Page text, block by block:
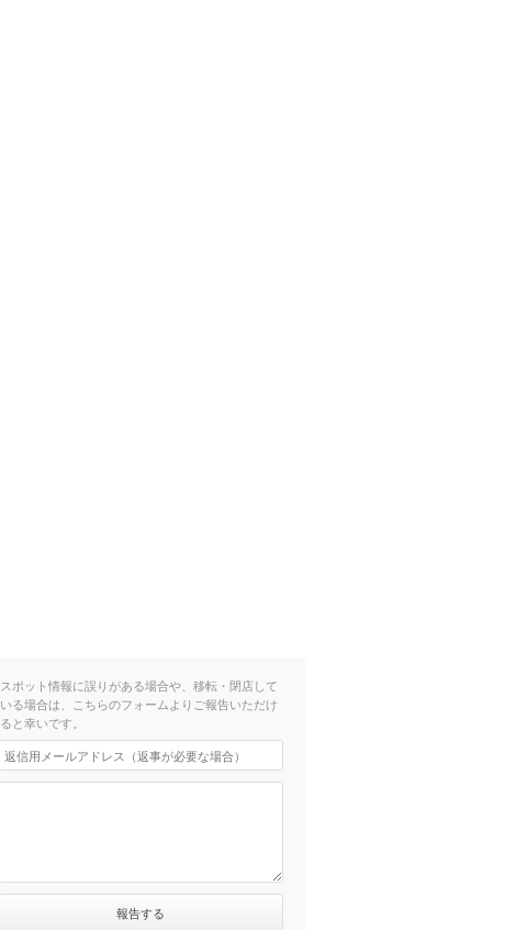
スポット情報に誤りがある場合や、移転・閉店して
いる場合は、こちらのフォームよりご報告いただけ
ると幸いです。